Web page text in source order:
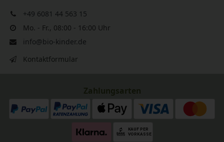
+49 6081 44 563 15
Mo. - Fr., 08:00 - 16:00 Uhr
info@bio-kinder.de
Kontaktformular
Zahlungsarten